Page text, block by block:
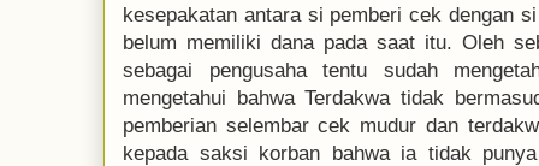
kesepakatan antara si pemberi cek dengan
belum memiliki dana pada saat itu. Oleh
sebagai pengusaha tentu sudah
mengetahui bahwa Terdakwa tidak
pemberian selembar cek mudur dan
kepada saksi korban bahwa ia tidak